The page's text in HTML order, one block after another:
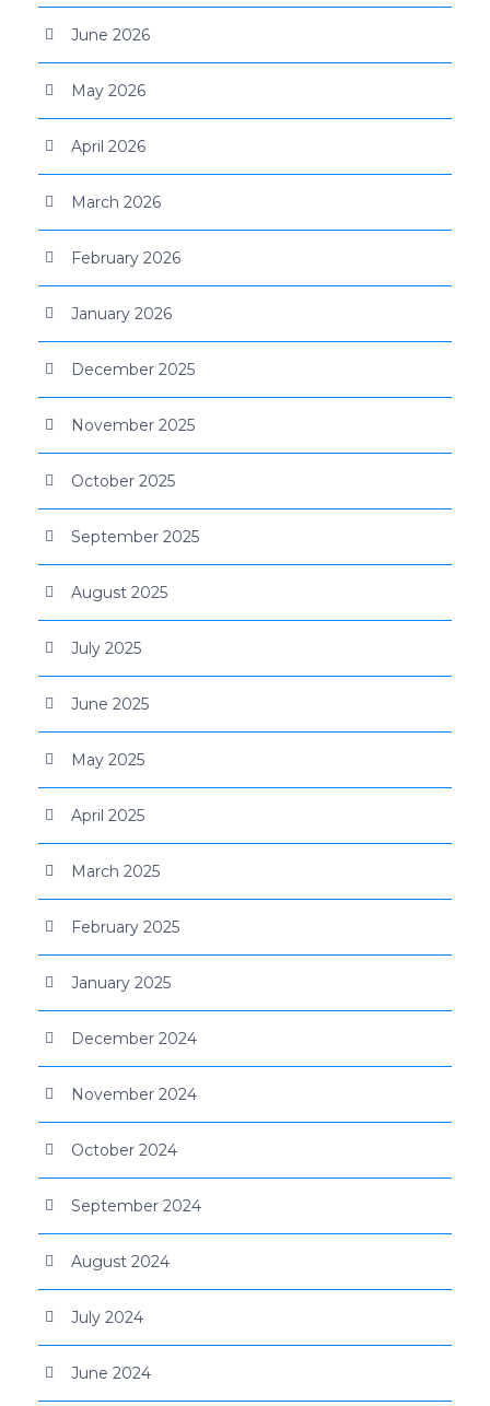
June 2026
May 2026
April 2026
March 2026
February 2026
January 2026
December 2025
November 2025
October 2025
September 2025
August 2025
July 2025
June 2025
May 2025
April 2025
March 2025
February 2025
January 2025
December 2024
November 2024
October 2024
September 2024
August 2024
July 2024
June 2024